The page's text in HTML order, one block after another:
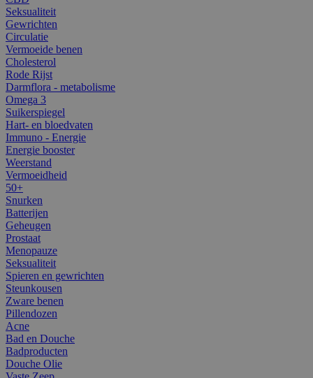
Seksualiteit
Gewrichten
Circulatie
Vermoeide benen
Cholesterol
Rode Rijst
Darmflora - metabolisme
Omega 3
Suikerspiegel
Hart- en bloedvaten
Immuno - Energie
Energie booster
Weerstand
Vermoeidheid
50+
Snurken
Batterijen
Geheugen
Prostaat
Menopauze
Seksualiteit
Spieren en gewrichten
Steunkousen
Zware benen
Pillendozen
Acne
Bad en Douche
Badproducten
Douche Olie